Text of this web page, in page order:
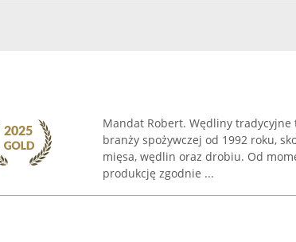
Mandat Robert. Wędliny
branży spożywczej od 1992 roku,
mięsa, wędlin oraz drobiu. Od
produkcję zgodnie ...